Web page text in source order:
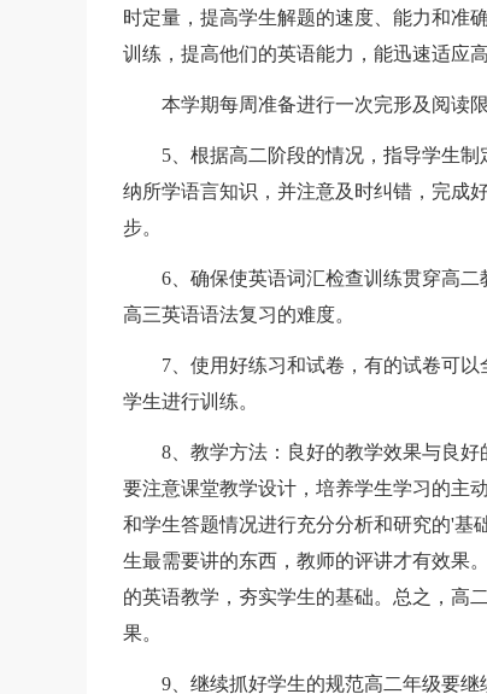
时定量，提高学生解题的速度、能力和准
训练，提高他们的英语能力，能迅速适应
本学期每周准备进行一次完形及阅读限
5、根据高二阶段的情况，指导学生制
纳所学语言知识，并注意及时纠错，完成
步。
6、确保使英语词汇检查训练贯穿高二
高三英语语法复习的难度。
7、使用好练习和试卷，有的试卷可以
学生进行训练。
8、教学方法：良好的教学效果与良好
要注意课堂教学设计，培养学生学习的主
和学生答题情况进行充分分析和研究的'基
生最需要讲的东西，教师的评讲才有效果
的英语教学，夯实学生的基础。总之，高
果。
9、继续抓好学生的规范高二年级要继